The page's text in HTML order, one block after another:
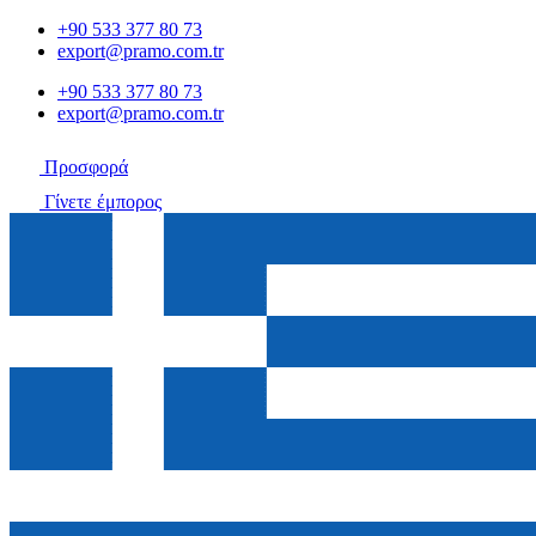
+90 533 377 80 73
export@pramo.com.tr
+90 533 377 80 73
export@pramo.com.tr
Προσφορά
Γίνετε έμπορος